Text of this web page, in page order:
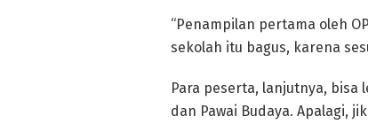
“Penampilan pertama oleh
sekolah itu bagus, karena
Para peserta, lanjutnya, bisa
dan Pawai Budaya. Apalagi,